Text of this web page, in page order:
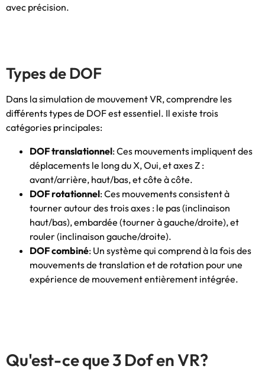
avec précision.
Types de DOF
Dans la simulation de mouvement VR, comprendre les
différents types de DOF est essentiel. Il existe trois
catégories principales:
DOF translationnel: Ces mouvements impliquent des
déplacements le long du X, Oui, et axes Z :
avant/arrière, haut/bas, et côte à côte.
DOF rotationnel: Ces mouvements consistent à
tourner autour des trois axes : le pas (inclinaison
haut/bas), embardée (tourner à gauche/droite), et
rouler (inclinaison gauche/droite).
DOF combiné: Un système qui comprend à la fois des
mouvements de translation et de rotation pour une
expérience de mouvement entièrement intégrée.
Qu'est-ce que 3 Dof en VR?